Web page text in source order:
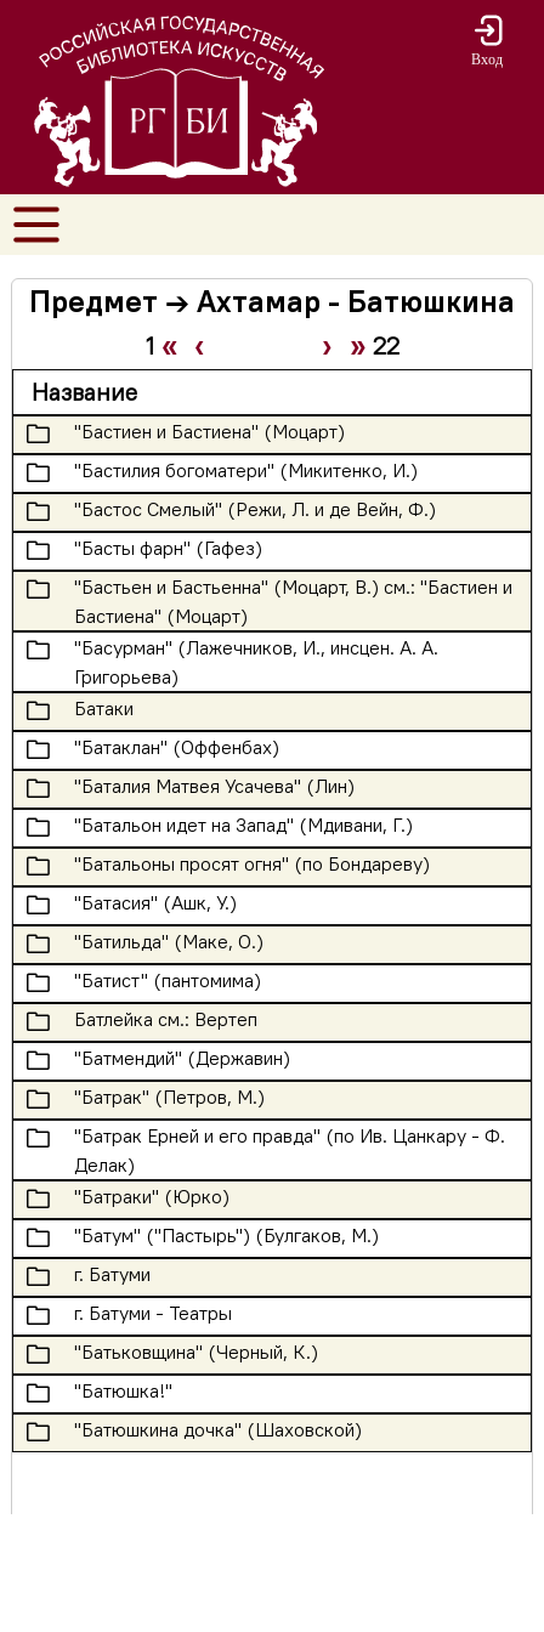
Вход
Предмет → Ахтамар - Батюшкина
1 « ‹ › » 22
Название
🗀
"Бастиен и Бастиена" (Моцарт)
🗀 "Бастилия богоматери" (Микитенко, И.)
🗀 "Бастос Смелый" (Режи, Л. и де Вейн, Ф.)
🗀 "Басты фарн" (Гафез)
🗀
"Бастьен и Бастьенна" (Моцарт, В.) см.: "Бастиен и
Бастиена" (Моцарт)
🗀
"Басурман" (Лажечников, И., инсцен. А. А.
Григорьева)
🗀 Батаки
🗀 "Батаклан" (Оффенбах)
🗀 "Баталия Матвея Усачева" (Лин)
🗀 "Батальон идет на Запад" (Мдивани, Г.)
🗀 "Батальоны просят огня" (по Бондареву)
🗀 "Батасия" (Ашк, У.)
🗀 "Батильда" (Маке, О.)
🗀 "Батист" (пантомима)
🗀 Батлейка см.: Вертеп
🗀 "Батмендий" (Державин)
🗀 "Батрак" (Петров, М.)
🗀
"Батрак Ерней и его правда" (по Ив. Цанкару - Ф.
Делак)
🗀 "Батраки" (Юрко)
🗀 "Батум" ("Пастырь") (Булгаков, М.)
🗀 г. Батуми
🗀 г. Батуми - Театры
🗀 "Батьковщина" (Черный, К.)
🗀 "Батюшка!"
🗀 "Батюшкина дочка" (Шаховской)